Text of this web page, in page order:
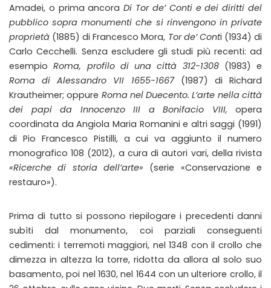
Amadei, o prima ancoraDi Tor de’ Conti e dei diritti del
pubblico sopra monumenti che si rinvengono in private
proprietà (1885) di Francesco Mora, Tor de’ Conti (1934) di
Carlo Cecchelli. Senza escludere gli studi più recenti: ad
esempioRoma, profilo di una città 312-1308(1983) e
Roma di Alessandro VII 1655-1667(1987) di Richard
Krautheimer; oppure Roma nel Duecento. L’arte nella città
dei papi da Innocenzo III a Bonifacio VIII, opera
coordinata da Angiola Maria Romanini e altri saggi (1991)
di Pio Francesco Pistilli, a cui va aggiunto il numero
monografico 108 (2012), a cura di autori vari, della rivista
«Ricerche di storia dell’arte» (serie «Conservazione e
restauro»).
Prima di tutto si possono riepilogare i precedenti danni
subìti dal monumento, coi parziali conseguenti
cedimenti: i terremoti maggiori, nel 1348 con il crollo che
dimezza in altezza la torre, ridotta da allora al solo suo
basamento, poi nel 1630, nel 1644 con un ulteriore crollo, il